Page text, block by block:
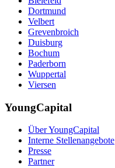
Dortmund
Velbert
Grevenbroich
Duisburg
Bochum
Paderborn
Wuppertal
Viersen
YoungCapital
Über YoungCapital
Interne Stellenangebote
Presse
Partner